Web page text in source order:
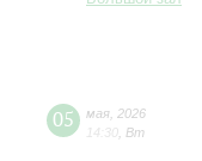
05 мая 2026
14:30 Вт